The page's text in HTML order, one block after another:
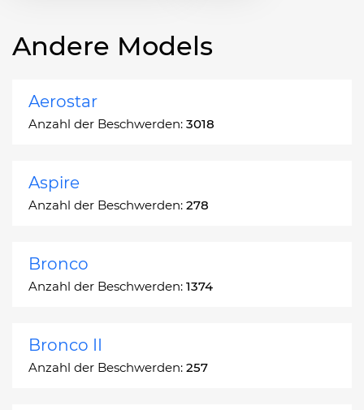
Andere Models
Aerostar
Anzahl der Beschwerden: 3018
Aspire
Anzahl der Beschwerden: 278
Bronco
Anzahl der Beschwerden: 1374
Bronco II
Anzahl der Beschwerden: 257